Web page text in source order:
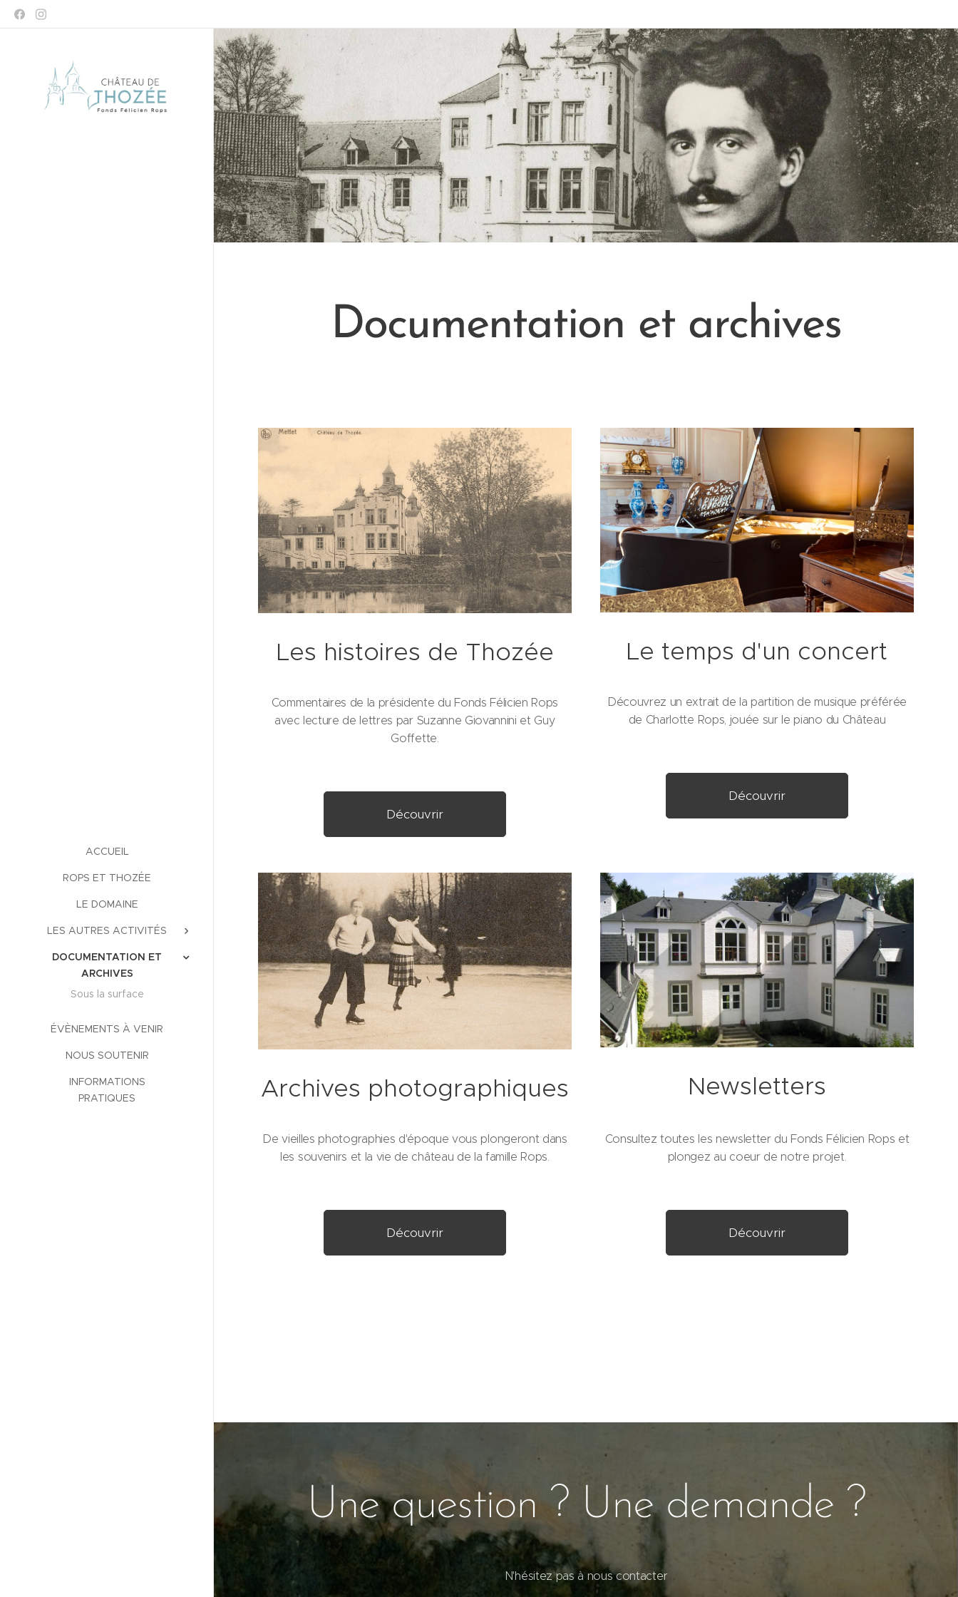
ACCUEIL
ROPS ET THOZÉE
LE DOMAINE
LES AUTRES ACTIVITÉS
DOCUMENTATION ET
ARCHIVES
Sous la surface
ÉVÈNEMENTS À VENIR
NOUS SOUTENIR
INFORMATIONS
PRATIQUES
Documentation et archives
Les histoires de Thozée
Commentaires de la présidente du Fonds Félicien Rops
avec lecture de lettres par Suzanne Giovannini et Guy
Goffette.
Découvrir
Le temps d'un concert
Découvrez un extrait de la partition de musique préférée
de Charlotte Rops, jouée sur le piano du Château
Découvrir
Archives photographiques Newsletters
De vieilles photographies d'époque vous plongeront dans
les souvenirs et la vie de château de la famille Rops.
Découvrir
Consultez toutes les newsletter du Fonds Félicien Rops et
plongez au coeur de notre projet.
Découvrir
Une question ? Une demande ?
N'hésitez pas à nous contacter